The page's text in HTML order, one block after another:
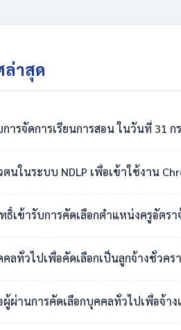
ล่าสุด
ารจัดการเรียนการสอน ในวันที่ 31 ก
นในระบบ NDLP เพื่อเข้าใช้งาน
ธิ์เข้ารับการคัดเลือกตำแหน่งครูอัตร
ลทั่วไปเพื่อคัดเลือกเป็นลูกจ้างชั่วค
ผู้ผ่านการคัดเลือกบุคคลทั่วไปเพื่อจ้